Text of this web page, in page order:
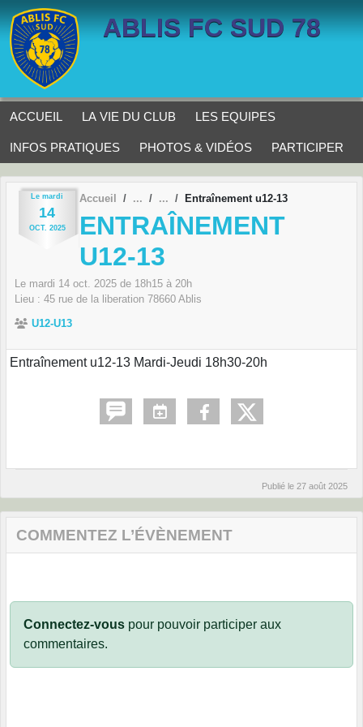
ABLIS FC SUD 78
ACCUEIL LA VIE DU CLUB LES EQUIPES
INFOS PRATIQUES PHOTOS & VIDÉOS PARTICIPER
Le mardi
14
OCT. 2025
Accueil Entraînement u12-13
ENTRAÎNEMENT
U12-13
Le mardi 14 oct. 2025 de 18h15 à 20h
Lieu : 45 rue de la liberation 78660 Ablis
U12-U13
Entraînement u12-13 Mardi-Jeudi 18h30-20h
Publié le 27 août 2025
COMMENTEZ L’ÉVÈNEMENT
Connectez-vous pour pouvoir participer aux
commentaires.
Panneau de gestion des cookies